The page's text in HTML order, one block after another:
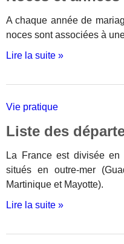
A chaque année de
noces sont associées à
Lire la suite »
Vie pratique
Liste des
La France est divisée en
situés en outre-mer
Martinique et Mayotte).
Lire la suite »